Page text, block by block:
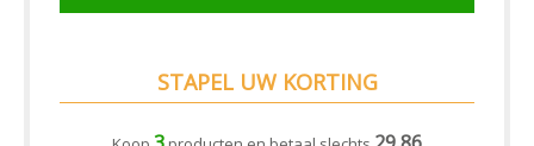
STAPEL UW KORTING